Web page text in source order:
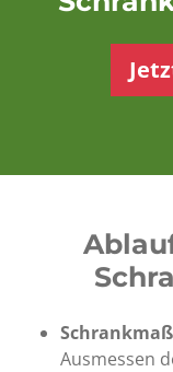
Ausmessen